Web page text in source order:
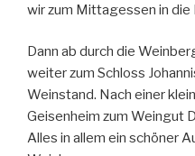
wir zum Mittagessen in
Dann ab durch die
weiter zum Schloss
Weinstand. Nach einer
Geisenheim zum Weingut
Alles in allem ein schöner